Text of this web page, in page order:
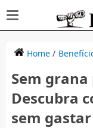
Home/
Sem
Descubra
sem